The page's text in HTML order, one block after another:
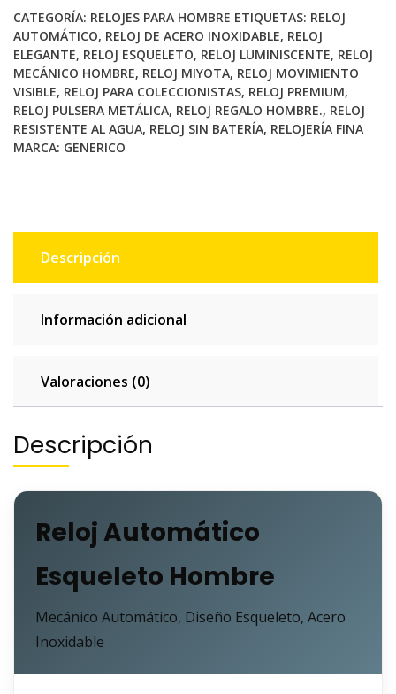
Correa
Metálica
y
Diseño
Premium
cantidad
CATEGORÍA: RELOJES PARA HOMBRE ETIQUETAS: RELOJ
AUTOMÁTICO, RELOJ DE ACERO INOXIDABLE, RELOJ
ELEGANTE, RELOJ ESQUELETO, RELOJ LUMINISCENTE, RELOJ
MECÁNICO HOMBRE, RELOJ MIYOTA, RELOJ MOVIMIENTO
VISIBLE, RELOJ PARA COLECCIONISTAS, RELOJ PREMIUM,
RELOJ PULSERA METÁLICA, RELOJ REGALO HOMBRE., RELOJ
RESISTENTE AL AGUA, RELOJ SIN BATERÍA, RELOJERÍA FINA
MARCA: GENERICO
Descripción
Información adicional
Valoraciones (0)
Descripción
Reloj Automático
Esqueleto Hombre
Mecánico Automático, Diseño Esqueleto, Acero
Inoxidable